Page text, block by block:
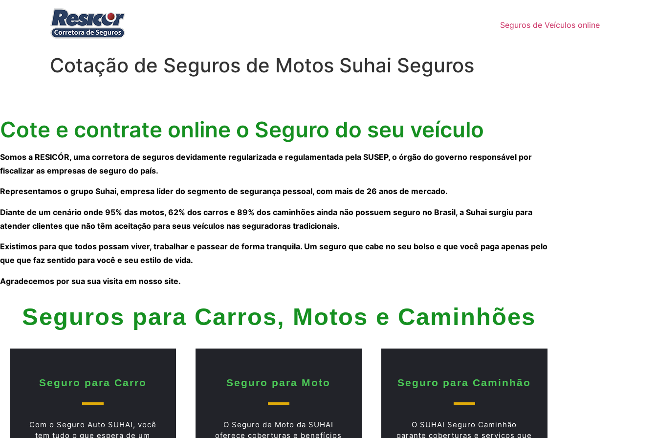
Seguros de Veículos online
Cotação de Seguros de Motos Suhai Seguros
Cote e contrate online o Seguro do seu veículo
Somos a RESICÓR, uma corretora de seguros devidamente regularizada e regulamentada pela SUSEP, o órgão do governo responsável por
fiscalizar as empresas de seguro do país.
Representamos o grupo Suhai, empresa líder do segmento de segurança pessoal, com mais de 26 anos de mercado.
Diante de um cenário onde 95% das motos, 62% dos carros e 89% dos caminhões ainda não possuem seguro no Brasil, a Suhai surgiu para
atender clientes que não têm aceitação para seus veículos nas seguradoras tradicionais.
Existimos para que todos possam viver, trabalhar e passear de forma tranquila. Um seguro que cabe no seu bolso e que você paga apenas pelo
que que faz sentido para você e seu estilo de vida.
Agradecemos por sua sua visita em nosso site.
Seguros para Carros, Motos e Caminhões
Seguro para Carro
Com o Seguro Auto SUHAI, você
tem tudo o que espera de um
Seguro para Moto
O Seguro de Moto da SUHAI
oferece coberturas e benefícios
Seguro para Caminhão
O SUHAI Seguro Caminhão
garante coberturas e serviços que